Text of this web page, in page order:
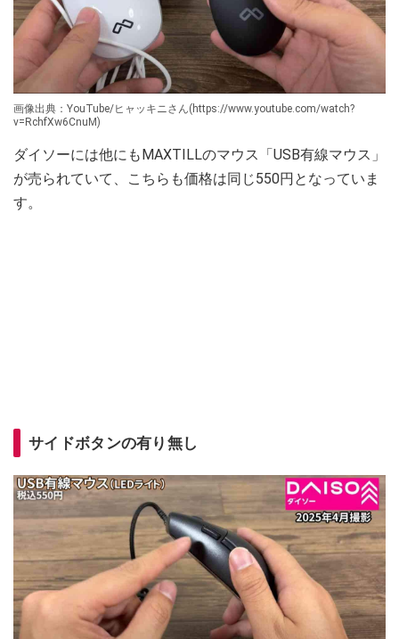
画像出典：YouTube/ヒャッキニさん(https://www.youtube.com/watch?
v=RchfXw6CnuM)
ダイソーには他にもMAXTILLのマウス「USB有線マウス」
が売られていて、こちらも価格は同じ550円となっていま
す。
サイドボタンの有り無し